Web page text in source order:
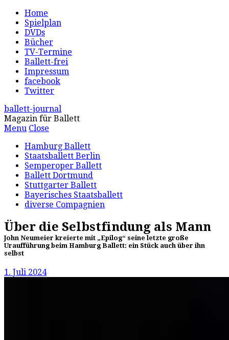
Home
Spielplan
DVDs
Bücher
TV-Termine
Ballett-frei
Impressum
facebook
Twitter
ballett-journal
Magazin für Ballett
Menu Close
Hamburg Ballett
Staatsballett Berlin
Semperoper Ballett
Ballett Dortmund
Stuttgarter Ballett
Bayerisches Staatsballett
diverse Compagnien
Über die Selbstfindung als Mann
John Neumeier kreierte mit „Epilog“ seine letzte große
Uraufführung beim Hamburg Ballett: ein Stück auch über ihn
selbst
1. Juli 2024